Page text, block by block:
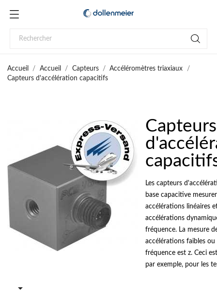
Accueil Accueil Capteurs
Accéléromètres triaxiaux
Capteurs d'accélération capacitifs
Capteurs
Les capteurs
base capacitive
accélérations linéaires
accélérations
fréquence. La mesure
accélérations faibles ou
fréquence est z. Ceci
par exemple, pour les
